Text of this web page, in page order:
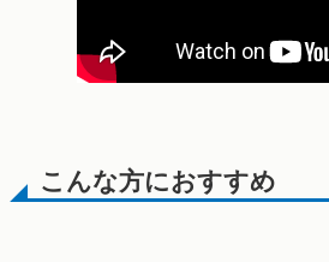
こんな方におすすめ